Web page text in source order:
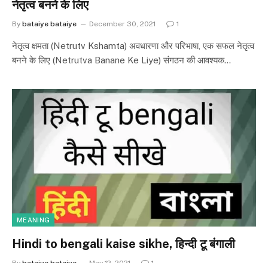
नेतृत्व बनने के लिए
By bataiye bataiye December 30, 2021 1
नेतृत्व क्षमता (Netrutv Kshamta) अवधारणा और परिभाषा, एक सफल नेतृत्व
बनने के लिए (Netrutva Banane Ke Liye) संगठन की आवश्यक…
MEANING
Hindi to bengali kaise sikhe, हिन्दी टू बंगाली